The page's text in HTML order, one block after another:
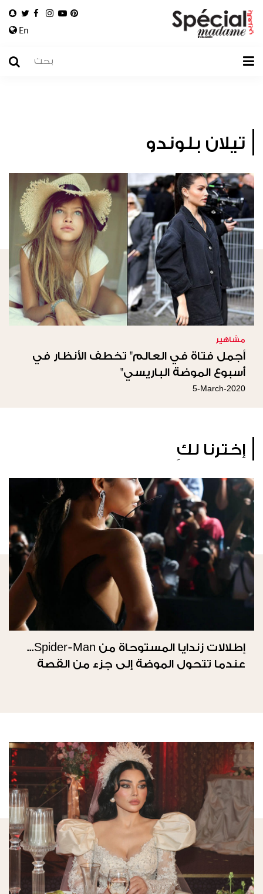
En
تيلان بلوندو
مشاهير
أجمل فتاة في العالم" تخطف الأنظار في
أسبوع الموضة الباريسي"
5-March-2020
إخترنا لكِ
إطلالات زندايا المستوحاة من Spider-Man...
عندما تتحول الموضة إلى جزء من القصة